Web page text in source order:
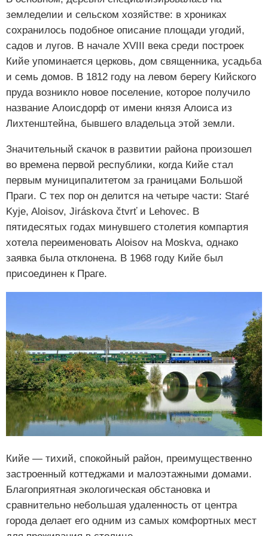
земледелии и сельском хозяйстве: в хрониках
сохранилось подобное описание площади угодий,
садов и лугов. В начале XVIII века среди построек
Кийе упоминается церковь, дом священника, усадьба
и семь домов. В 1812 году на левом берегу Кийского
пруда возникло новое поселение, которое получило
название Алоисдорф от имени князя Алоиса из
Лихтенштейна, бывшего владельца этой земли.
Значительный скачок в развитии района произошел
во времена первой республики, когда Кийе стал
первым муниципалитетом за границами Большой
Праги. С тех пор он делится на четыре части: Staré
Kyje, Aloisov, Jiráskova čtvrť и Lehovec. В
пятидесятых годах минувшего столетия компартия
хотела переименовать Aloisov на Moskva, однако
заявка была отклонена. В 1968 году Кийе был
присоединен к Праге.
Кийе — тихий, спокойный район, преимущественно
застроенный коттеджами и малоэтажными домами.
Благоприятная экологическая обстановка и
сравнительно небольшая удаленность от центра
города делает его одним из самых комфортных мест